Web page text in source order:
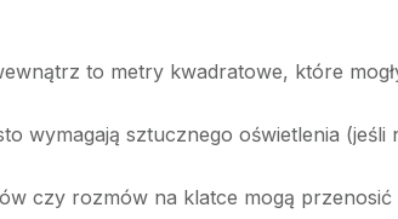
to metry kwadratowe, które
wymagają sztucznego oświetlenia
czy rozmów na klatce mogą przenosić